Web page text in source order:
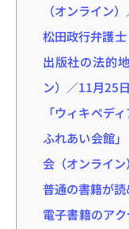
（オンライン
松田政行弁護
出版社の法的
ン）／11月25日
「ウィキペデ
ふれあい会館
会（オンライン
普通の書籍が
電子書籍のア